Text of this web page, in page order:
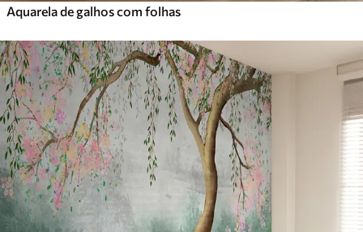
Aquarela de galhos com folhas